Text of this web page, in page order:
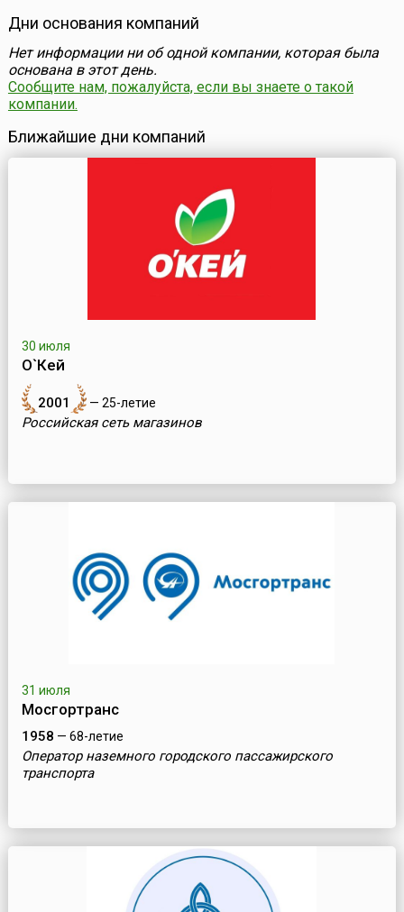
Дни основания компаний
Нет информации ни об одной компании, которая была
основана в этот день.
Сообщите нам, пожалуйста, если вы знаете о такой
компании.
Ближайшие дни компаний
30 июля
О`Кей
2001 — 25-летие
Российская сеть магазинов
31 июля
Мосгортранс
1958 — 68-летие
Оператор наземного городского пассажирского
транспорта